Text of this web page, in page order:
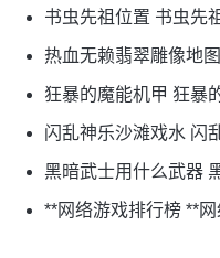
书虫先祖位置 书虫先
热血无赖翡翠雕像地
狂暴的魔能机甲 狂暴
闪乱神乐沙滩戏水 闪
黑暗武士用什么武器
**网络游戏排行榜 **